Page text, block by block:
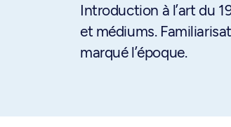
Introduction à l’art du
et médiums.
marqué l’époque.